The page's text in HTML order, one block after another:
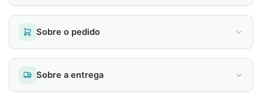
Sobre o pedido
Sobre a entrega